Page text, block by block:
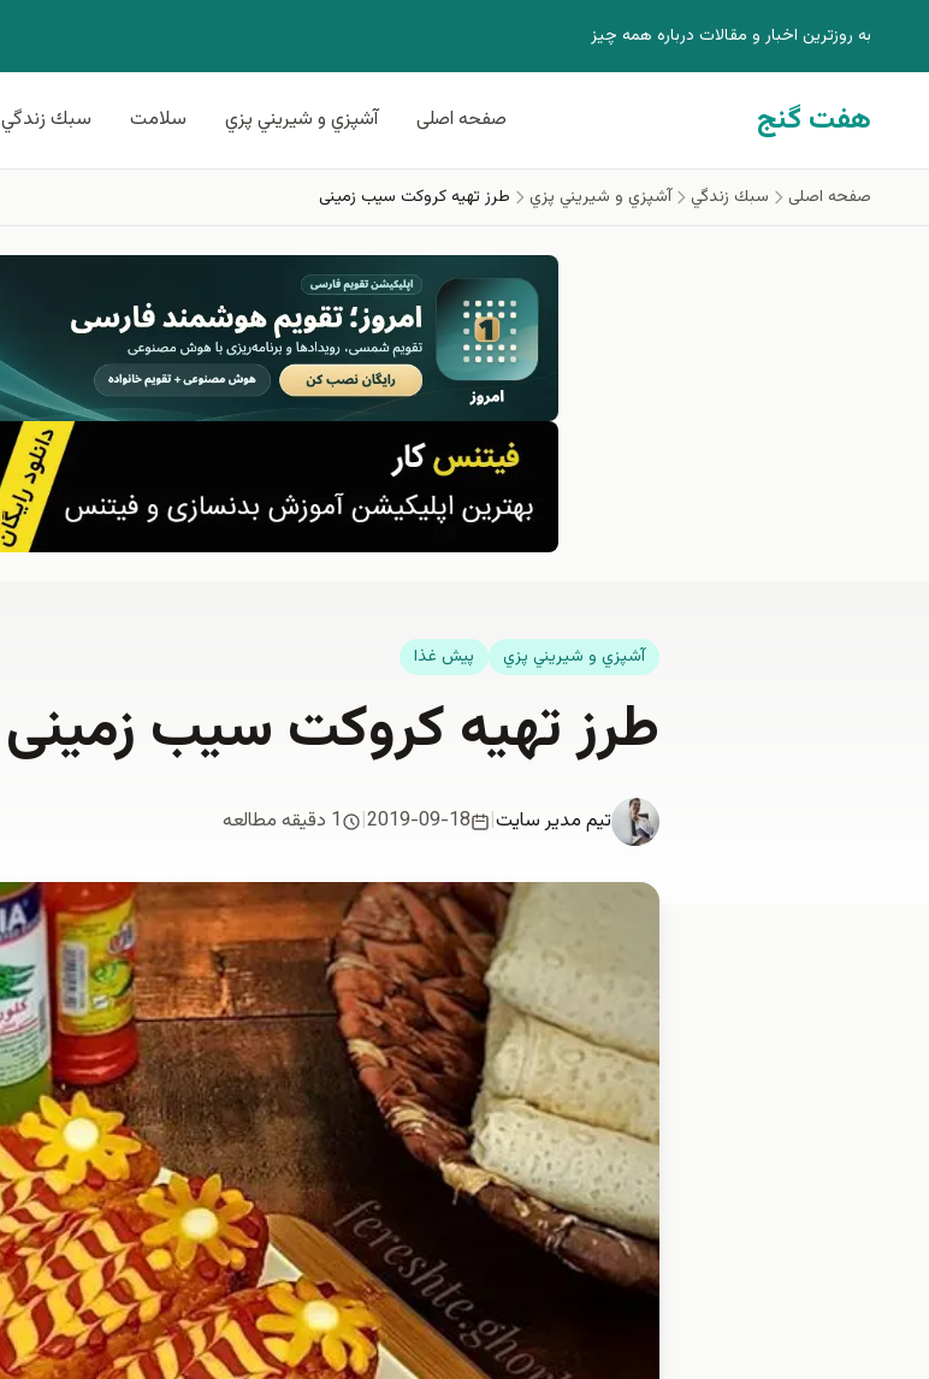
به روزترين اخبار و مقالات درباره همه چيز
هفت گنج صفحه اصلی آشپزي و شيريني پزي سلامت سبك زندگي
صفحه اصلی سبك زندگي آشپزي و شيريني پزي طرز تهیه کروکت سیب زمینی
آشپزي و شيريني پزي پیش غذا
طرز تهیه کروکت سیب زمینی
تیم مدیر سایت|
2019-09-18
| 1 دقیقه مطالعه